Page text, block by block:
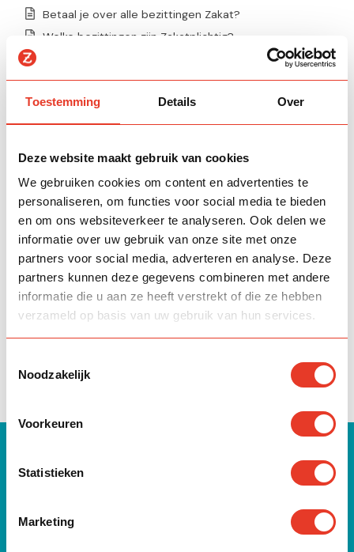
Toestemming Details Over
Deze website maakt gebruik van cookies
We gebruiken cookies om content en advertenties te
personaliseren, om functies voor social media te bieden
en om ons websiteverkeer te analyseren. Ook delen we
informatie over uw gebruik van onze site met onze
partners voor social media, adverteren en analyse. Deze
partners kunnen deze gegevens combineren met andere
informatie die u aan ze heeft verstrekt of die ze hebben
verzameld op basis van uw gebruik van hun services.
Noodzakelijk
Voorkeuren
Statistieken
Marketing
Betaal je over alle bezittingen Zakat?
Welke bezittingen zijn Zakatplichtig?
woon?
Betaal ik Zakat over eigendom
(beleggingspand) dat ik verhuur?
diamanten?
Niet kunnen vinden wat je zoekt?
Wij staan voor je klaar om al jouw vragen te
beantwoorden. Neem contact met ons op.
Neem contact op
Zuiver jouw rijkdom
vandaag.